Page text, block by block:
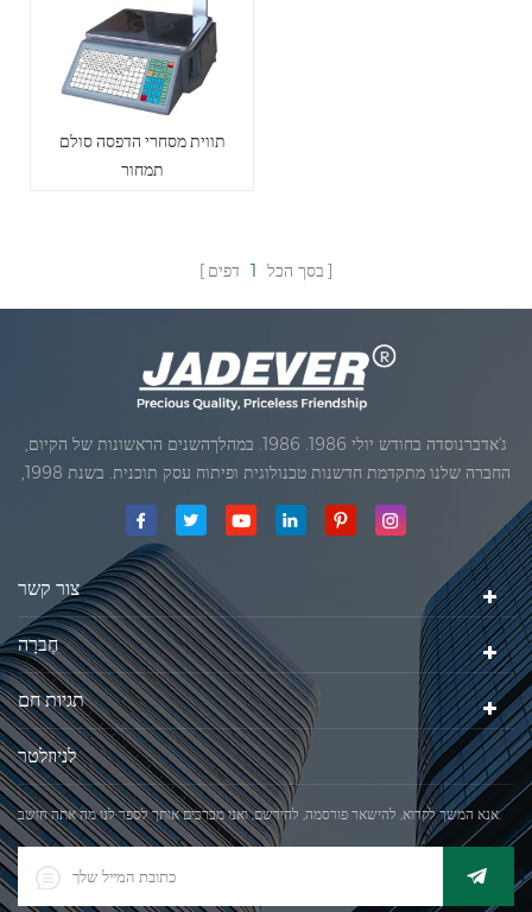
תווית מסחרי הדפסה סולם
תמחור
בסך הכל 1 דפים
ג'אדברנוסדה בחודש יולי 1986. 1986. במהלךהשנים הראשונות של הקיום,
החברה שלנו מתקדמת חדשנות טכנולוגית ופיתוח עסק תוכנית. בשנת 1998,
החברה שלנו השיגה את המטרה האיכותי, כאשר הראשון של המוצרים שלנו
ג'אדברסולם ושות 'בע"מהיה
צור קשר
חֶברָה
תגיות חם
לניוזלטר
אנא המשך לקרוא, להישאר פורסמה, להירשם, ואנו מברכים אותך לספר לנו מה אתה חושב.